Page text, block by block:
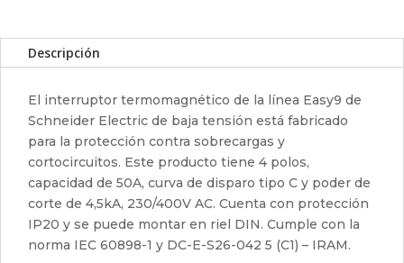
Descripción
El interruptor termomagnético de la línea Easy9 de
Schneider Electric de baja tensión está fabricado
para la protección contra sobrecargas y
cortocircuitos. Este producto tiene 4 polos,
capacidad de 50A, curva de disparo tipo C y poder de
corte de 4,5kA, 230/400V AC. Cuenta con protección
IP20 y se puede montar en riel DIN. Cumple con la
norma IEC 60898-1 y DC-E-S26-042 5 (C1) – IRAM.